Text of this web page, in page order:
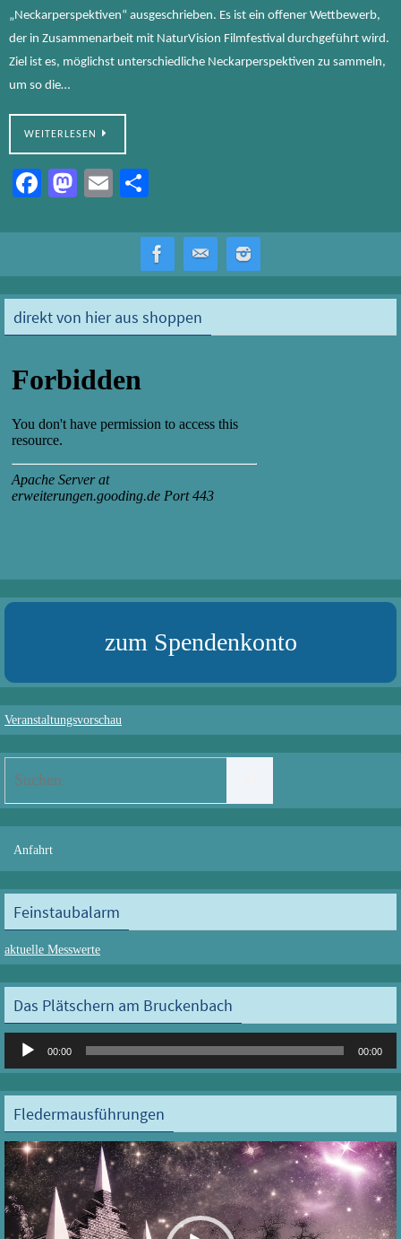
„Neckarperspektiven“ ausgeschrieben. Es ist ein offener Wettbewerb,
der in Zusammenarbeit mit NaturVision Filmfestival durchgeführt wird.
Ziel ist es, möglichst unterschiedliche Neckarperspektiven zu sammeln,
um so die…
WEITERLESEN
Fa
b
o
ok
M
to
d
o
n
E
ail n
direkt von hier aus shoppen
zum Spendenkonto
Veranstaltungsvorschau
Anfahrt
Feinstaubalarm
aktuelle Messwerte
Das Plätschern am Bruckenbach
Audio-
00:00 00:00
Fledermausführungen
Video-
Player